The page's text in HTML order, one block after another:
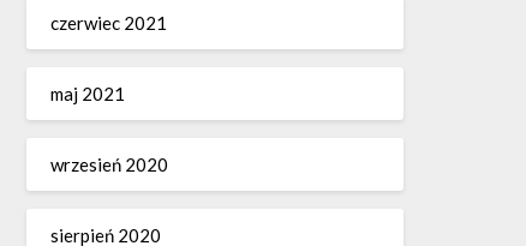
czerwiec 2021
maj 2021
wrzesień 2020
sierpień 2020